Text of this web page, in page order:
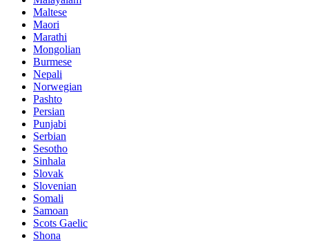
Maltese
Maori
Marathi
Mongolian
Burmese
Nepali
Norwegian
Pashto
Persian
Punjabi
Serbian
Sesotho
Sinhala
Slovak
Slovenian
Somali
Samoan
Scots Gaelic
Shona